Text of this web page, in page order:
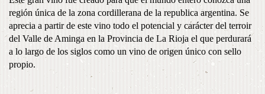
región única de la zona cordillerana de la republica argentina. Se
aprecia a partir de este vino todo el potencial y carácter del terroir
del Valle de Aminga en la Provincia de La Rioja el que perdurará
a lo largo de los siglos como un vino de origen único con sello
propio.